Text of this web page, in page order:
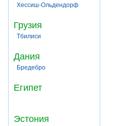
Хессиш-Ольдендорф
Грузия
Тбилиси
Дания
Бредебро
Египет
Эстония